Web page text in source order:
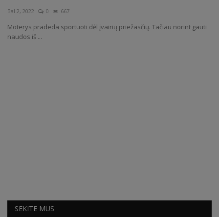
Bal 2, 2022 0 667
Moterys pradeda sportuoti dėl įvairių priežasčių. Tačiau norint gauti
naudos iš ...
SEKITE MUS